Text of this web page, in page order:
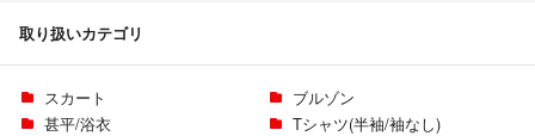
取り扱いカテゴリ
スカート
ブルゾン
甚平/浴衣
Tシャツ(半袖/袖なし)